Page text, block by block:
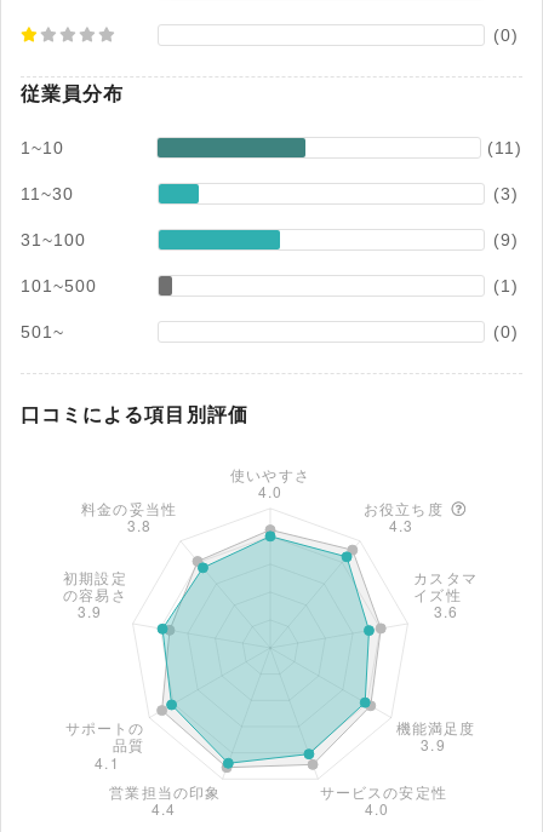
(0)
従業員分布
1~10 (11)
11~30 (3)
31~100 (9)
101~500 (1)
501~ (0)
口コミによる項目別評価